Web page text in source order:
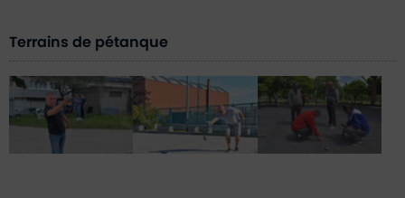
Terrains de pétanque